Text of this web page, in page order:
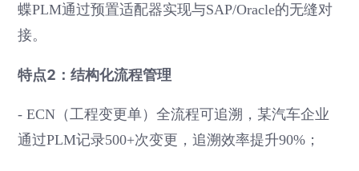
蝶PLM通过预置适配器实现与SAP/Oracle的无缝对
接。
特点2：结构化流程管理
- ECN（工程变更单）全流程可追溯，某汽车企业
通过PLM记录500+次变更，追溯效率提升90%；